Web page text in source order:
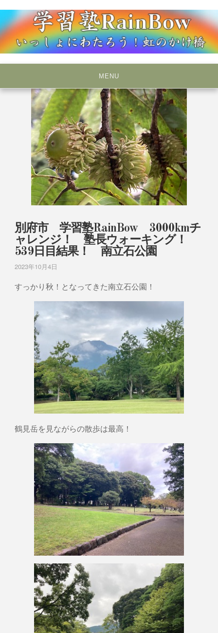
to
content
学習塾RainBow
MENU
別府市 学習塾RainBow 3000kmチ
ャレンジ！ 塾長ウォーキング！
539日目結果！ 南立石公園
2023年10月4日
すっかり秋！となってきた南立石公園！
鶴見岳を見ながらの散歩は最高！